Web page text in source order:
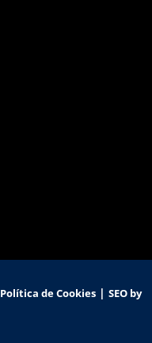
Política de Cookies| SEO by